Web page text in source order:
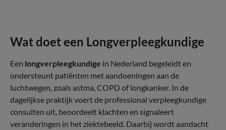
Wat doet een Longverpleegkundige
Een longverpleegkundige in Nederland begeleidt en
ondersteunt patiënten met aandoeningen aan de
luchtwegen, zoals astma, COPD of longkanker. In de
dagelijkse praktijk voert de professional verpleegkundige
consulten uit, beoordeelt klachten en signaleert
veranderingen in het ziektebeeld. Daarbij wordt aandacht